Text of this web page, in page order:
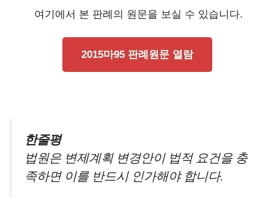
여기에서 본 판례의 원문을 보실 수 있습니다.
2015마95 판례원문 열람
한줄평
법원은 변제계획 변경안이 법적 요건을 충
족하면 이를 반드시 인가해야 합니다.